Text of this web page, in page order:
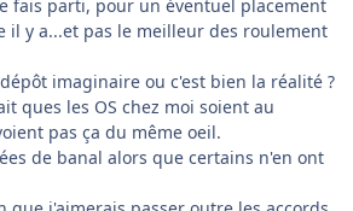
fais parti, pour un éventuel placement
il y a...et pas le meilleur des roulement
imaginaire ou c'est bien la réalité ?
ques les OS chez moi soient au
pas ça du même oeil.
de banal alors que certains n'en ont